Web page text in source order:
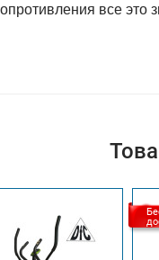
все это